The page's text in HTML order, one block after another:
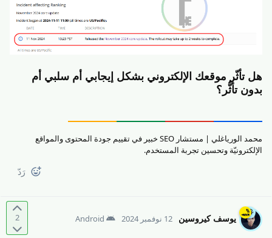
هل تأثّر موقعك الإلكتروني بشكل إيجابي أم سلبي أم
بدون تأثُّر؟
محمد الورياغلي | مستشار SEO خبير في تقييم جودة المحتوى والمواقع
الإلكترونيّة وتحسين تجربة المستخدم.
رَدّ
2 يوسف كيروسين 12 نوفمبر 2024 Android